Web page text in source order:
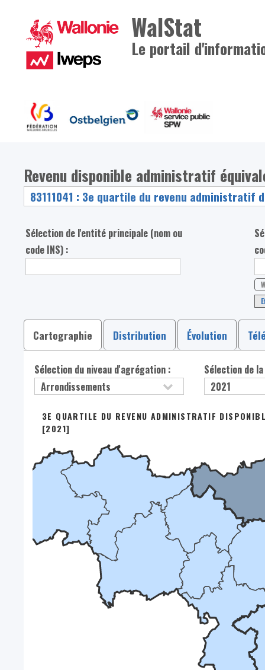
WalStat
Le portail
Revenu disponible administratif
Sélection de l'entité principale (nom ou
code INS) :
Cartographie Distribution Évolution
Sélection du niveau d'agrégation : Sélection de
3E QUARTILE DU REVENU ADMINISTRATIF
[2021]